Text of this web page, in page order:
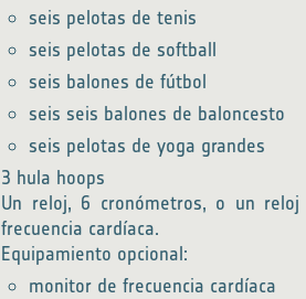
seis pelotas de tenis
seis pelotas de softball
seis balones de fútbol
seis seis balones de baloncesto
seis pelotas de yoga grandes
3 hula hoops
Un reloj, 6 cronómetros, o un
frecuencia cardíaca.
Equipamiento opcional:
monitor de frecuencia cardíaca